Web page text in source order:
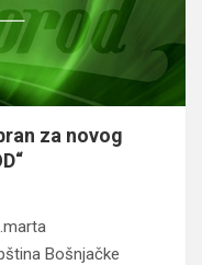
za novog
Bošnjačke